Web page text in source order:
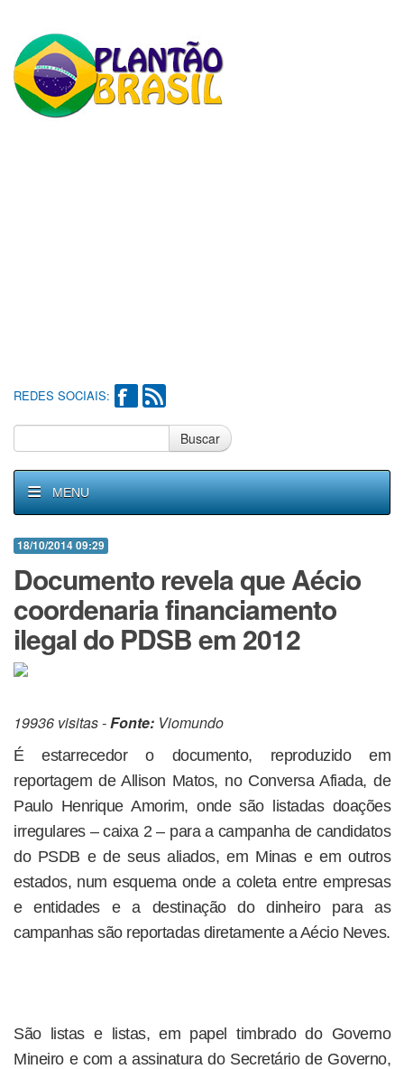
REDES SOCIAIS:
Buscar
MENU
18/10/2014 09:29
Documento revela que Aécio
coordenaria financiamento
ilegal do PDSB em 2012
19936 visitas -Fonte: Viomundo
É estarrecedor o documento, reproduzido em
reportagem de Allison Matos, no Conversa Afiada, de
Paulo Henrique Amorim, onde são listadas doações
irregulares – caixa 2 – para a campanha de candidatos
do PSDB e de seus aliados, em Minas e em outros
estados, num esquema onde a coleta entre empresas
e entidades e a destinação do dinheiro para as
campanhas são reportadas diretamente a Aécio Neves.
São listas e listas, em papel timbrado do Governo
Mineiro e com a assinatura do Secretário de Governo,